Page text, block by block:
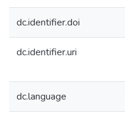
dc.identifier.doi
dc.identifier.uri
dc.language